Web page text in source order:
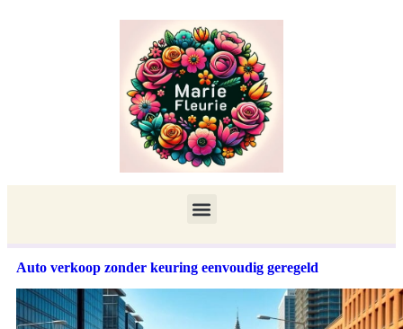
Auto verkoop zonder keuring eenvoudig geregeld